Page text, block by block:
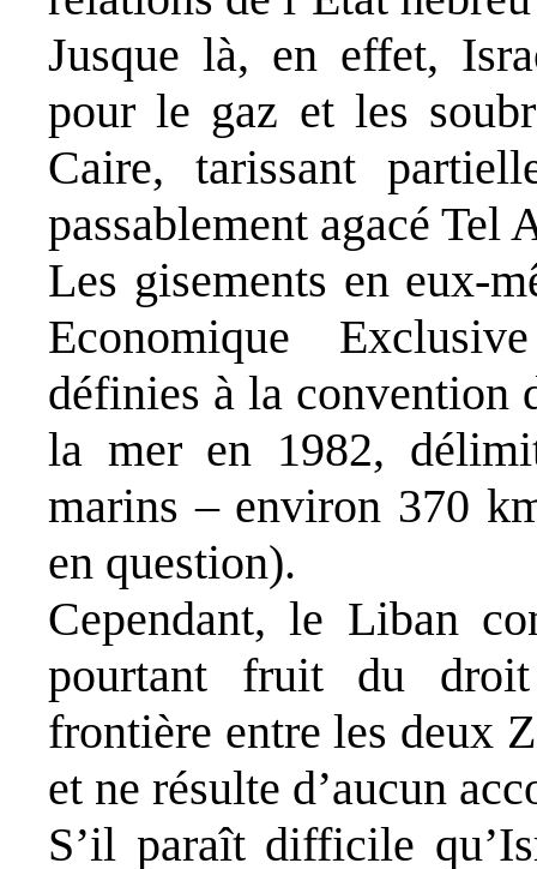
Jusque là, en effet,
pour le gaz et les
Caire, tarissant
passablement agacé Tel
Les gisements en eux-
Economique
définies à la convention
la mer en 1982,
marins – environ 370
en question).
Cependant, le Liban
pourtant fruit du
frontière entre les deux
et ne résulte d’aucun
S’il paraît difficile